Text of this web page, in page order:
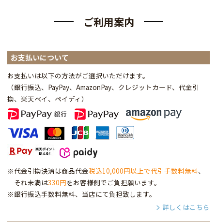
ご利用案内
お支払いについて
お支払いは以下の方法がご選択いただけます。
（銀行振込、PayPay、AmazonPay、クレジットカード、代金引
換、楽天ペイ、ペイディ ）
※代金引換決済は商品代金税込10,000円以上で代引手数料無料、
それ未満は330円をお客様側でご負担願います。
※銀行振込手数料無料、当店にて負担致します。
詳しくはこちら